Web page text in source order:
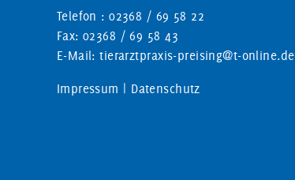
Telefon : 02368 / 69 58 22
Fax: 02368 / 69 58 43
E-Mail: tierarztpraxis-preising@t-online.de
Impressum Datenschutz